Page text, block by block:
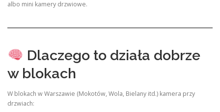
albo mini kamery drzwiowe.
Dlaczego to działa dobrze
w blokach
W blokach w Warszawie (Mokotów, Wola, Bielany itd.) kamera przy
drzwiach: